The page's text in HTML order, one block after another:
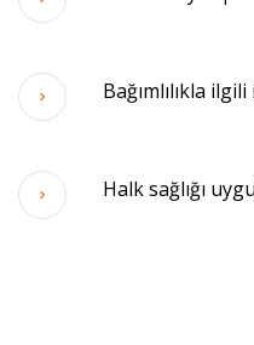
Bağımlılıkla
Halk sağlığı